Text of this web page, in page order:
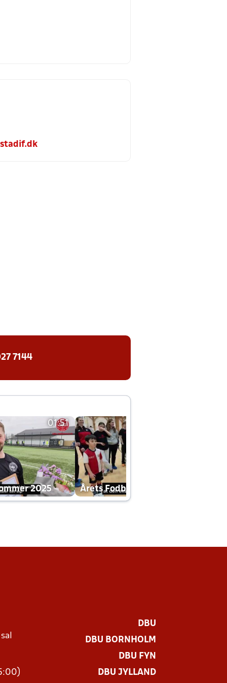
7144
01:51
2025 Årets Fodboldklub 2025 mp4
DBU
DBU BORNHOLM
DBU FYN
DBU JYLLAND